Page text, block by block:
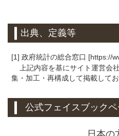
出典、定義等
[1] 政府統計の総合窓口 [https://
上記内容を基にサイト運営会
集・加工・再構成して掲載してお
公式フェイスブック
日本の